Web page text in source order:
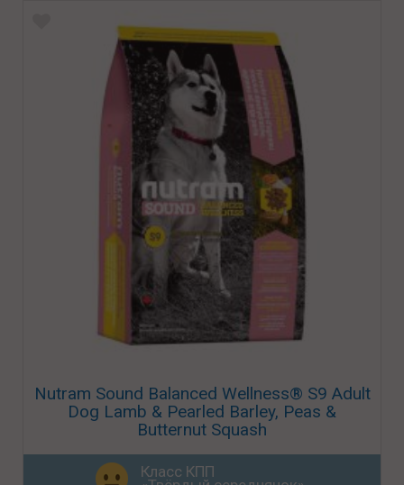
Nutram Sound Balanced Wellness® S9 Adult
Dog Lamb & Pearled Barley, Peas &
Butternut Squash
Класс КПП